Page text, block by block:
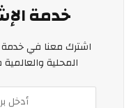
خدمة
اشترك معنا في خدمة
المحلية